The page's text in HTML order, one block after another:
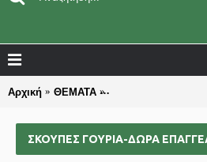
Αρχική ΘΕΜΑΤΑ ΣΚΟΥΠΕΣ γούρια-